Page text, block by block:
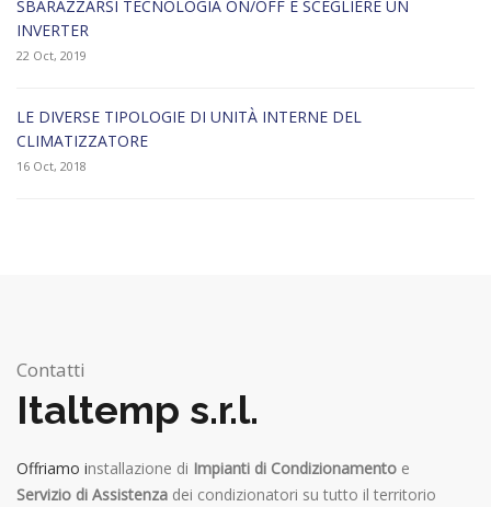
SBARAZZARSI TECNOLOGIA ON/OFF E SCEGLIERE UN
INVERTER
22 Oct, 2019
LE DIVERSE TIPOLOGIE DI UNITÀ INTERNE DEL
CLIMATIZZATORE
16 Oct, 2018
Contatti
Italtemp s.r.l.
Offriamo installazione di Impianti di Condizionamento e
Servizio di Assistenza dei condizionatori su tutto il territorio